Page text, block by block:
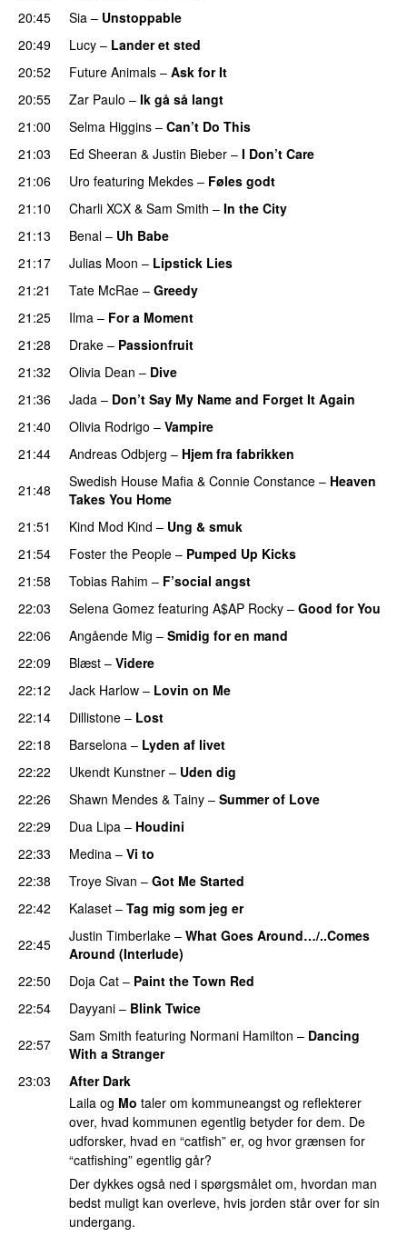
20:45
Sia – Unstoppable
20:49
Lucy – Lander et sted
20:52
Future Animals – Ask for It
20:55 Zar Paulo – Ik gå så langt
21:00
Selma Higgins – Can’t Do This
21:03
Ed Sheeran & Justin Bieber – I Don’t Care
21:06
Uro featuring Mekdes – Føles godt
21:10
Charli XCX & Sam Smith – In the City
21:13
Benal – Uh Babe
21:17 Julias Moon – Lipstick Lies
21:21
Tate McRae – Greedy
21:25
Ilma – For a Moment
21:28 Drake – Passionfruit
21:32
Olivia Dean – Dive
21:36 Jada – Don’t Say My Name and Forget It Again
21:40
Olivia Rodrigo – Vampire
21:44 Andreas Odbjerg – Hjem fra fabrikken
21:48
Swedish House Mafia & Connie Constance – Heaven
Takes You Home
21:51
Kind Mod Kind – Ung & smuk
21:54
Foster the People – Pumped Up Kicks
21:58 Tobias Rahim – F’social angst
22:03
Selena Gomez featuring A$AP Rocky – Good for You
22:06
Angående Mig – Smidig for en mand
22:09
Blæst – Videre
22:12
Jack Harlow – Lovin on Me
22:14 Dillistone – Lost
22:18
Barselona – Lyden af livet
22:22
Ukendt Kunstner – Uden dig
22:26
Shawn Mendes & Tainy – Summer of Love
22:29
Dua Lipa – Houdini
22:33
Medina – Vi to
22:38
Troye Sivan – Got Me Started
22:42 Kalaset – Tag mig som jeg er
22:45 Justin Timberlake – What Goes Around…/..Comes
Around (Interlude)
22:50
Doja Cat – Paint the Town Red
22:54
Dayyani – Blink Twice
22:57 Sam Smith featuring Normani Hamilton – Dancing
With a Stranger
23:03
After Dark
Laila og Mo taler om kommuneangst og reflekterer
over, hvad kommunen egentlig betyder for dem. De
udforsker, hvad en “catfish” er, og hvor grænsen for
“catfishing” egentlig går?
Der dykkes også ned i spørgsmålet om, hvordan man
bedst muligt kan overleve, hvis jorden står over for sin
undergang.